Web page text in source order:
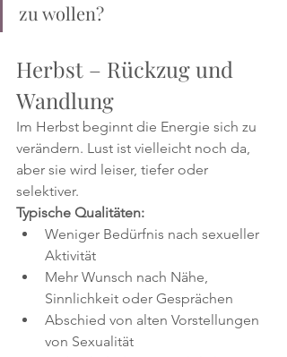
zu wollen?
Herbst – Rückzug und
Wandlung
Im Herbst beginnt die Energie sich zu
verändern. Lust ist vielleicht noch da,
aber sie wird leiser, tiefer oder
selektiver.
Typische Qualitäten:
Weniger Bedürfnis nach sexueller
Aktivität
Mehr Wunsch nach Nähe,
Sinnlichkeit oder Gesprächen
Abschied von alten Vorstellungen
von Sexualität